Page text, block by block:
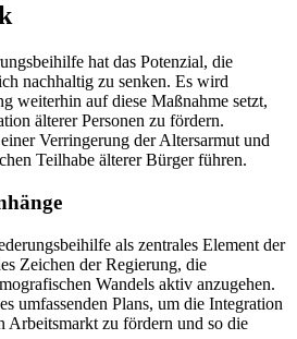
hat das Potenzial, die
nachhaltig zu senken. Es wird
weiterhin auf diese Maßnahme setzt,
älterer Personen zu fördern.
Verringerung der Altersarmut und
Teilhabe älterer Bürger führen.
als zentrales Element der
Zeichen der Regierung, die
Wandels aktiv anzugehen.
umfassenden Plans, um die Integration
Arbeitsmarkt zu fördern und so die